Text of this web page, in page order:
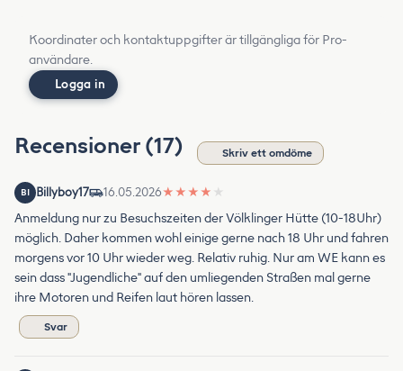
Koordinater och kontaktuppgifter är tillgängliga för Pro-
användare.
Logga in
Recensioner (17) Skriv ett omdöme
BI Billyboy17 16.05.2026★ ★ ★ ★ ★
Anmeldung nur zu Besuchszeiten der Völklinger Hütte (10-18Uhr)
möglich. Daher kommen wohl einige gerne nach 18 Uhr und fahren
morgens vor 10 Uhr wieder weg. Relativ ruhig. Nur am WE kann es
sein dass "Jugendliche" auf den umliegenden Straßen mal gerne
ihre Motoren und Reifen laut hören lassen.
Svar